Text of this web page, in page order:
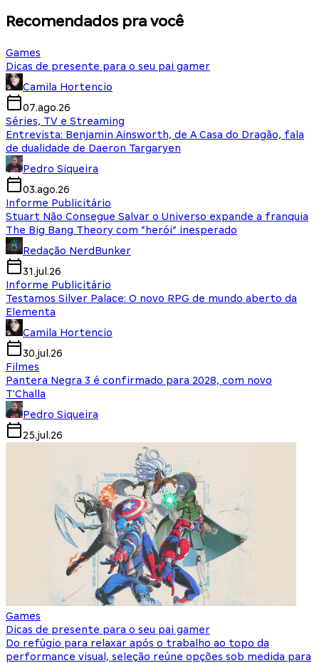
Recomendados pra você
Games
Dicas de presente para o seu pai gamer
Camila Hortencio
07.ago.26
Séries, TV e Streaming
Entrevista: Benjamin Ainsworth, de A Casa do Dragão, fala
de dualidade de Daeron Targaryen
Pedro Siqueira
03.ago.26
Informe Publicitário
Stuart Não Consegue Salvar o Universo expande a franquia
The Big Bang Theory com “herói” inesperado
Redação NerdBunker
31.jul.26
Informe Publicitário
Testamos Silver Palace: O novo RPG de mundo aberto da
Elementa
Camila Hortencio
30.jul.26
Filmes
Pantera Negra 3 é confirmado para 2028, com novo
T'Challa
Pedro Siqueira
25.jul.26
Games
Dicas de presente para o seu pai gamer
Do refúgio para relaxar após o trabalho ao topo da
performance visual, seleção reúne opções sob medida para